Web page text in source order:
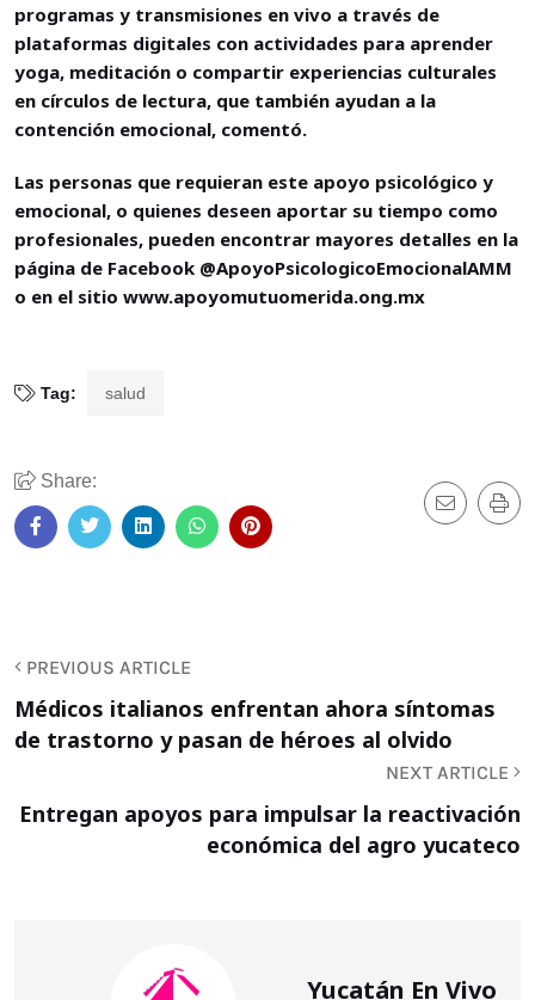
programas y transmisiones en vivo a través de
plataformas digitales con actividades para aprender
yoga, meditación o compartir experiencias culturales
en círculos de lectura, que también ayudan a la
contención emocional, comentó.
Las personas que requieran este apoyo psicológico y
emocional, o quienes deseen aportar su tiempo como
profesionales, pueden encontrar mayores detalles en la
página de Facebook @ApoyoPsicologicoEmocionalAMM
o en el sitio www.apoyomutuomerida.ong.mx
Tag: salud
Share:
PREVIOUS ARTICLE
Médicos italianos enfrentan ahora síntomas
de trastorno y pasan de héroes al olvido
NEXT ARTICLE
Entregan apoyos para impulsar la reactivación
económica del agro yucateco
Yucatán En Vivo